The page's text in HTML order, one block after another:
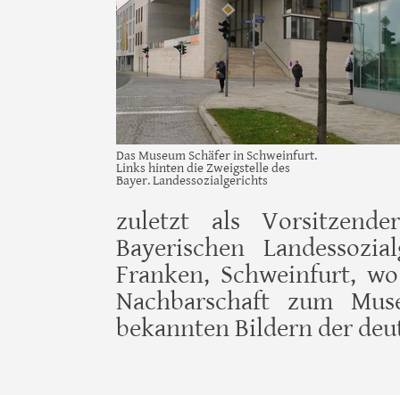
Das Museum Schäfer in Schweinfurt.
Links hinten die Zweigstelle des
Bayer. Landessozialgerichts
zuletzt als
Bayerischen
Franken, Schweinfurt,
Nachbarschaft zum
bekannten Bildern der